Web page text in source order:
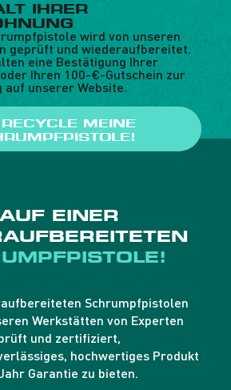
IHRER
wird von unseren
geprüft und wiederaufbereitet.
eine Bestätigung Ihrer
Ihren 100-€-Gutschein zur
auf unserer Website.
RECYCLE MEINE
EINER
Schrumpfpistolen
Werkstätten von Experten
und zertifiziert,
hochwertiges Produkt
Garantie zu bieten.